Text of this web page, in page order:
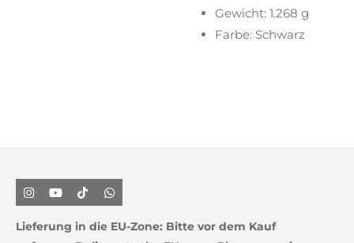
Gewicht: 1.268 g
Farbe: Schwarz
I
n
t
Y
o
T
T
i
T
W
h
a
t
Lieferung in die EU-Zone: Bitte vor dem Kauf